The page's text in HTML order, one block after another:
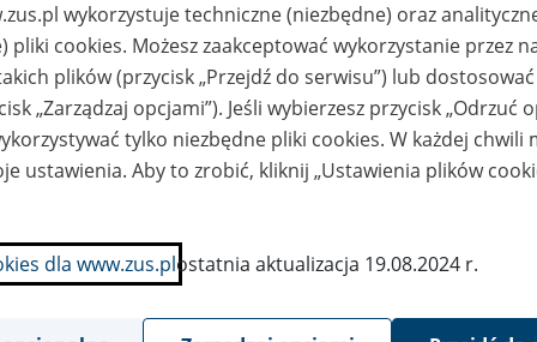
Ukryj wszystkie pozycje bazy
pracy
Miejsce
przechowywania
dokumentów
Nr zespołu akt w
archiwum
państwowym
Daty
w Toruniu
Zespół
Archiwum Państwowe
Oddział w Lubaniu
wykorzystuje techniczne (niezbędne) oraz
pliki cookies. Możesz zaakceptować wykorzystanie przez
plików (przycisk „Przejdź do serwisu”) lub
„Zarządzaj opcjami”). Jeśli wybierzesz przycisk „Odrzuć
tylko niezbędne pliki cookies. W każdej chwili
ustawienia. Aby to zrobić, kliknij „Ustawienia plików
dla www.zus.plostatnia aktualizacja 19.08.2024 r.